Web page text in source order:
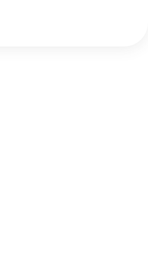
UNI project（ウニプロジェクト）」